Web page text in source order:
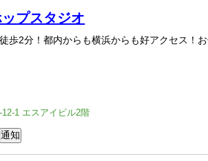
プスタジオ
歩2分！都内からも横浜からも好アクセス！
1 エスアイビル2階